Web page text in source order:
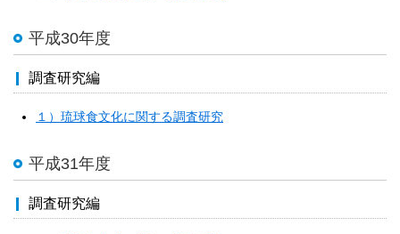
平成30年度
調査研究編
１）琉球食文化に関する調査研究
平成31年度
調査研究編